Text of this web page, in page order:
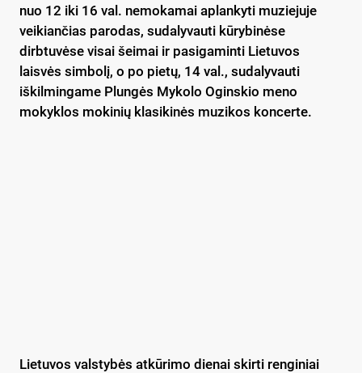
nuo 12 iki 16 val. nemokamai aplankyti muziejuje
veikiančias parodas, sudalyvauti kūrybinėse
dirbtuvėse visai šeimai ir pasigaminti Lietuvos
laisvės simbolį, o po pietų, 14 val., sudalyvauti
iškilmingame Plungės Mykolo Oginskio meno
mokyklos mokinių klasikinės muzikos koncerte.
Lietuvos valstybės atkūrimo dienai skirti renginiai